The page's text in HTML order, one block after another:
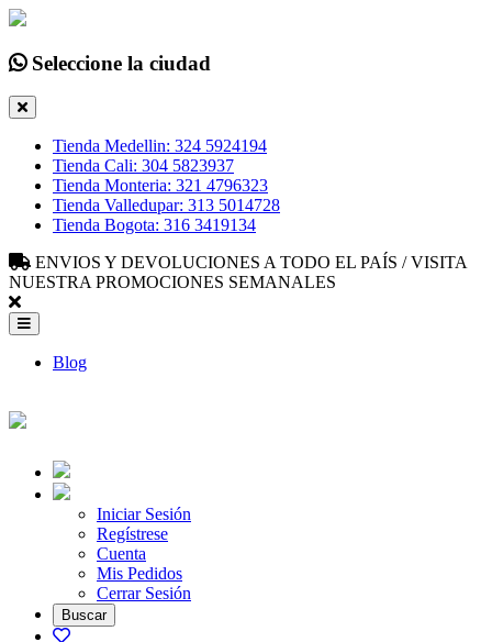
Seleccione la ciudad
Tienda Medellin: 324 5924194
Tienda Cali: 304 5823937
Tienda Monteria: 321 4796323
Tienda Valledupar: 313 5014728
Tienda Bogota: 316 3419134
ENVIOS Y DEVOLUCIONES A TODO EL PAÍS / VISITA
NUESTRA PROMOCIONES SEMANALES
Blog
Iniciar Sesión
Regístrese
Cuenta
Mis Pedidos
Cerrar Sesión